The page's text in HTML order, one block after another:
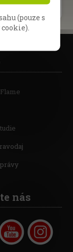
nás
(pouze s